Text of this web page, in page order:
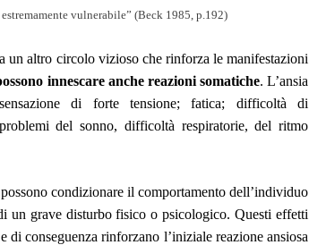
vulnerabile” (Beck 1985, p.192)
un altro circolo vizioso che rinforza le manifestazioni
innescare anche reazioni somatiche. L’ansia
di forte tensione; fatica; difficoltà di
del sonno, difficoltà respiratorie, del ritmo
condizionare il comportamento dell’individuo
un grave disturbo fisico o psicologico. Questi effetti
conseguenza rinforzano l’iniziale reazione ansiosa